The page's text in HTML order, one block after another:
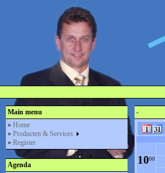
-
700
900
1000
Main menu
» Home
» Producten & Services
» Register
Agenda